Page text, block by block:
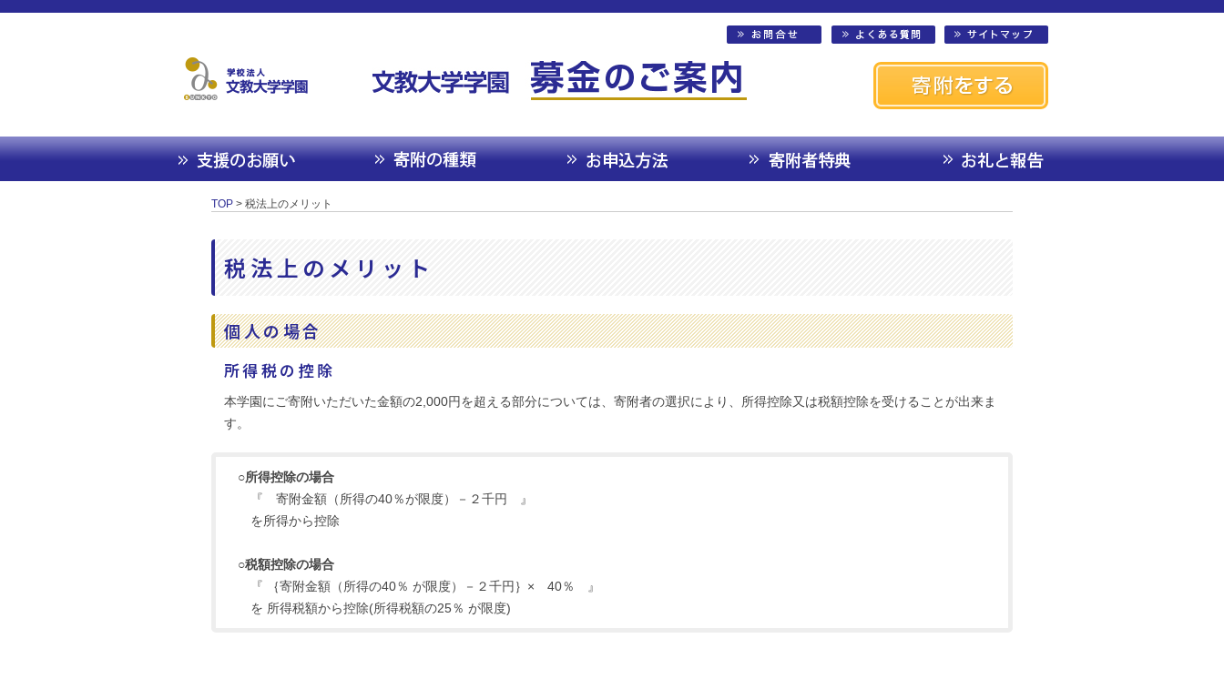
TOP > 税法上のメリット
税法上のメリット
個人の場合
所得税の控除
本学園にご寄附いただいた金額の2,000円を超える部分については、寄附者の選択により、所得控除又は税額控除を受けることが出来ま
す。
○所得控除の場合
『 寄附金額（所得の40％が限度）－２千円 』
を所得から控除
○税額控除の場合
『 ｛寄附金額（所得の40％ が限度）－２千円｝× 40％ 』
を 所得税額から控除(所得税額の25％ が限度)